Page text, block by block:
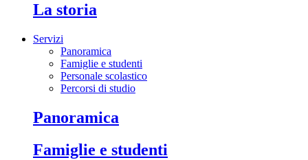
La storia
Servizi
Panoramica
Famiglie e studenti
Personale scolastico
Percorsi di studio
Panoramica
Famiglie e studenti